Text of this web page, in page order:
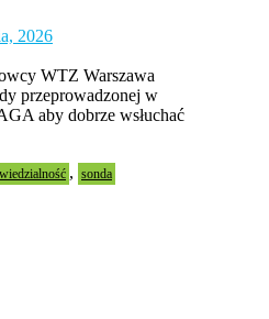
2026
WTZ Warszawa
przeprowadzonej w
aby dobrze wsłuchać
, sonda